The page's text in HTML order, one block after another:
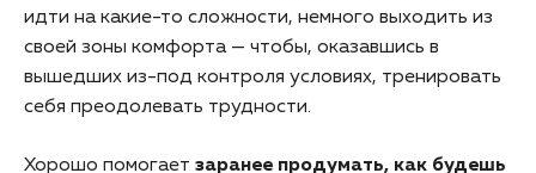
идти на какие-то сложности, немного выходить из
своей зоны комфорта — чтобы, оказавшись в
вышедших из-под контроля условиях, тренировать
себя преодолевать трудности.
Хорошо помогает заранее продумать, как будешь